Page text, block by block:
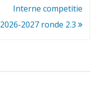
Interne competitie
2026-2027 ronde 2.3